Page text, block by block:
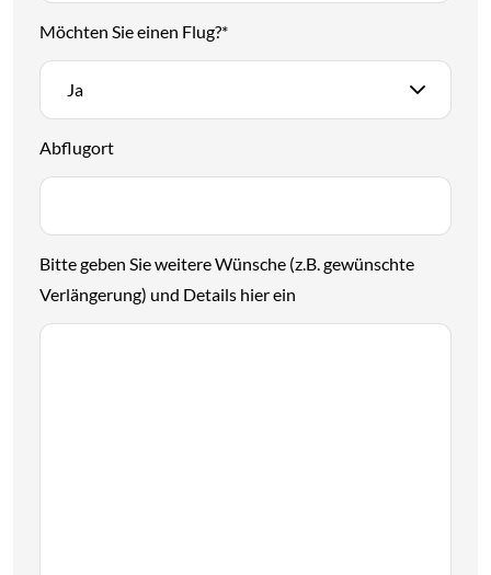
Möchten Sie einen Flug?*
Ja
Abflugort
Bitte geben Sie weitere Wünsche (z.B. gewünschte
Verlängerung) und Details hier ein